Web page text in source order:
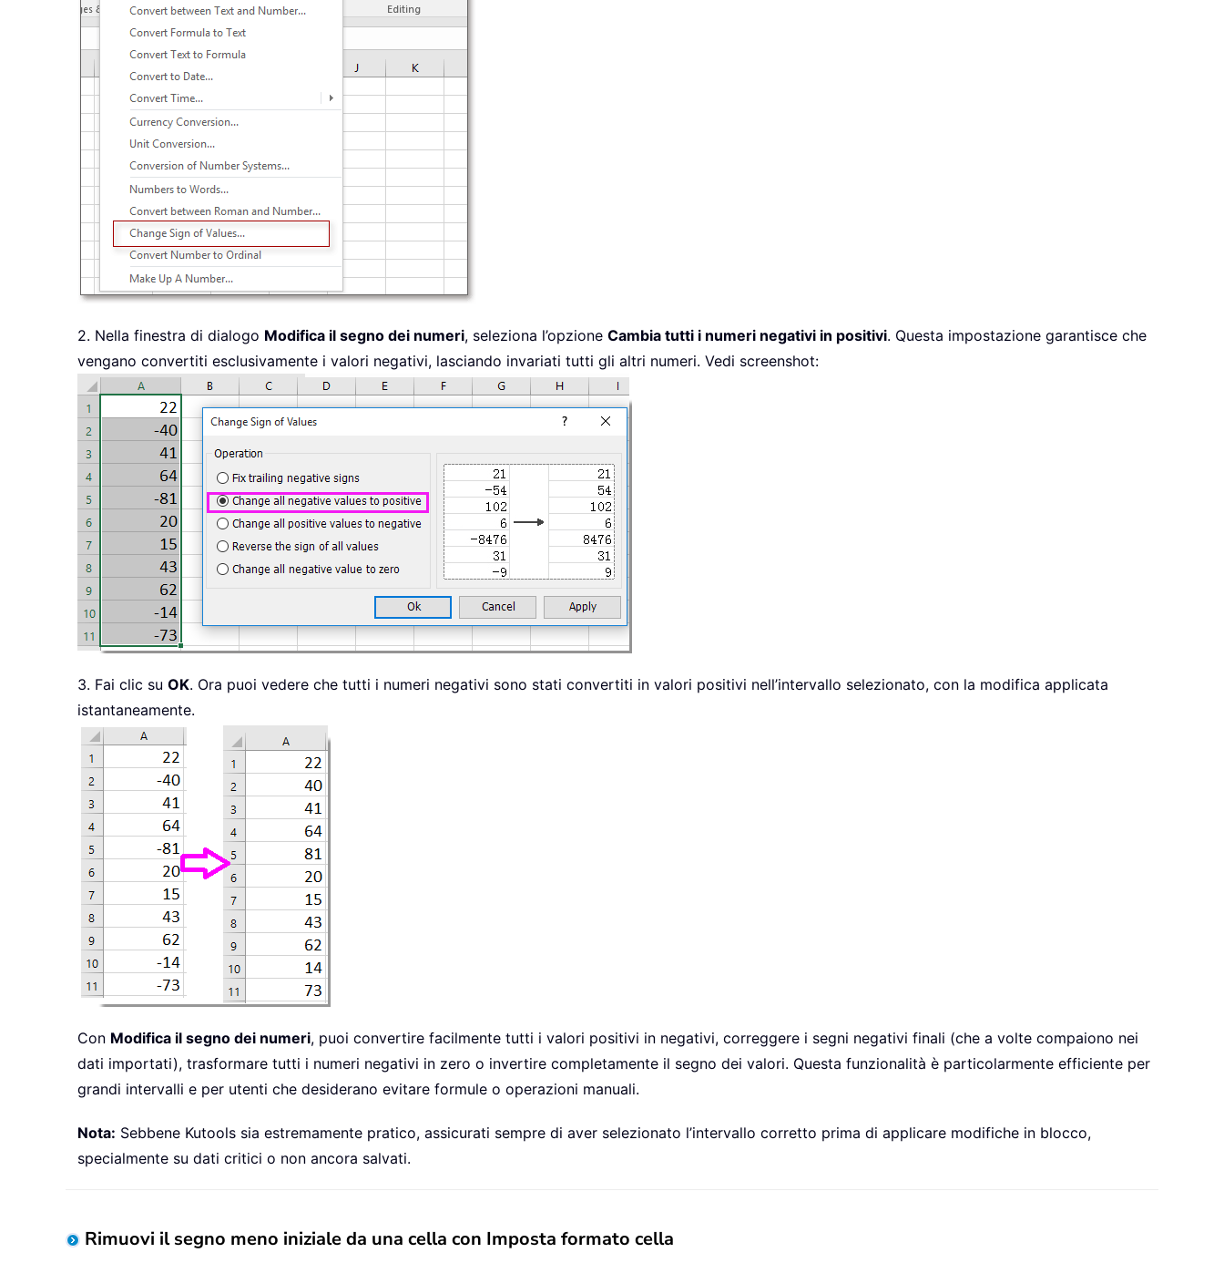
2. Nella finestra di dialogo Modifica il segno dei numeri, seleziona l’opzione Cambia tutti i numeri negativi in positivi. Questa impostazione garantisce che
vengano convertiti esclusivamente i valori negativi, lasciando invariati tutti gli altri numeri. Vedi screenshot:
3. Fai clic su OK. Ora puoi vedere che tutti i numeri negativi sono stati convertiti in valori positivi nell’intervallo selezionato, con la modifica applicata
istantaneamente.
Con Modifica il segno dei numeri, puoi convertire facilmente tutti i valori positivi in negativi, correggere i segni negativi finali (che a volte compaiono nei
dati importati), trasformare tutti i numeri negativi in zero o invertire completamente il segno dei valori. Questa funzionalità è particolarmente efficiente per
grandi intervalli e per utenti che desiderano evitare formule o operazioni manuali.
Nota: Sebbene Kutools sia estremamente pratico, assicurati sempre di aver selezionato l’intervallo corretto prima di applicare modifiche in blocco,
specialmente su dati critici o non ancora salvati.
Rimuovi il segno meno iniziale da una cella con Imposta formato cella